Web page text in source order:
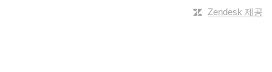
Zendesk 제공